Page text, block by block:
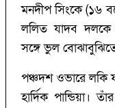
মনদীপ সিংকে (‌১৬
ললিত যাদব দলকে
সঙ্গে ভুল
পঞ্চদশ ওভারে লকি
হার্দিক পান্ডিয়া।